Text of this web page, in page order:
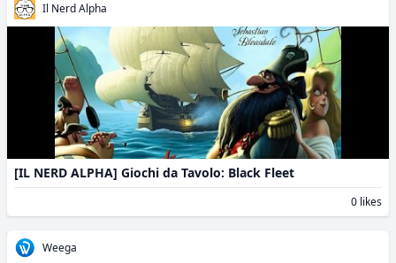
Il Nerd Alpha
[IL NERD ALPHA] Giochi da Tavolo: Black Fleet
0 likes
Weega